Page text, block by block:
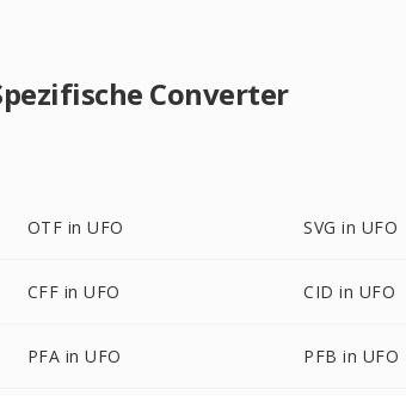
Converter
OTF in UFO SVG in UFO
CFF in UFO CID in UFO
PFA in UFO PFB in UFO